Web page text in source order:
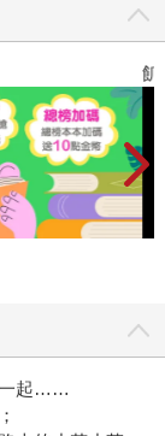
飢
一起……